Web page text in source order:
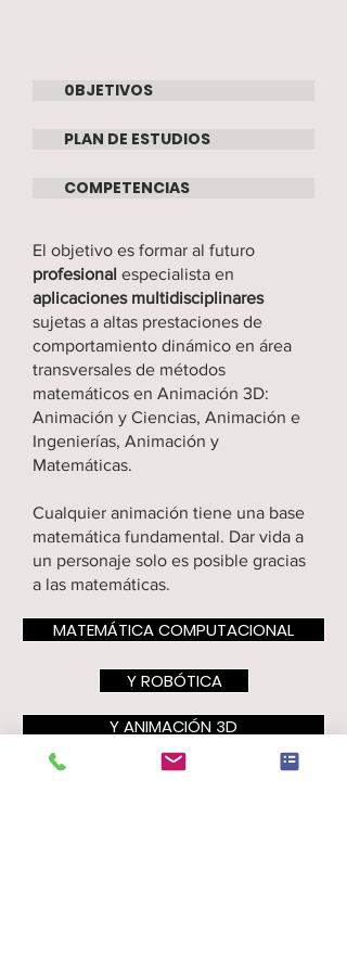
0BJETIVOS
PLAN DE ESTUDIOS
COMPETENCIAS
El objetivo es formar al futuro
profesional especialista en
aplicaciones multidisciplinares
sujetas a altas prestaciones de
comportamiento dinámico en área
transversales de métodos
matemáticos en Animación 3D:
Animación y Ciencias, Animación e
Ingenierías, Animación y
Matemáticas.
Cualquier animación tiene una base
matemática fundamental. Dar vida a
un personaje solo es posible gracias
a las matemáticas.
MATEMÁTICA COMPUTACIONAL
Y ROBÓTICA
Y ANIMACIÓN 3D